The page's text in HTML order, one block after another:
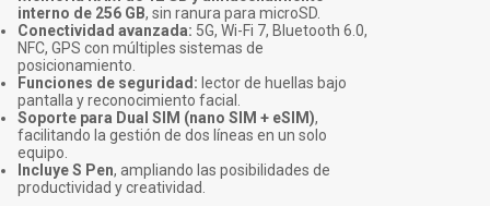
interno de 256 GB, sin ranura para microSD.
Conectividad avanzada: 5G, Wi-Fi 7, Bluetooth 6.0,
NFC, GPS con múltiples sistemas de
posicionamiento.
Funciones de seguridad: lector de huellas bajo
pantalla y reconocimiento facial.
Soporte para Dual SIM (nano SIM + eSIM),
facilitando la gestión de dos líneas en un solo
equipo.
Incluye S Pen, ampliando las posibilidades de
productividad y creatividad.